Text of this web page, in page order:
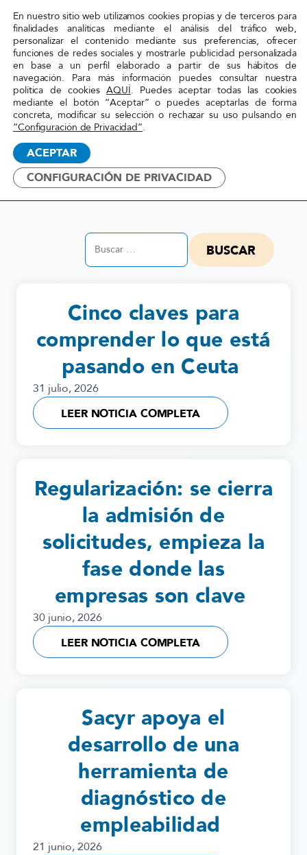
Red
Acoge
Inicio»Actualidad
Actualidad
Buscar:
Cinco claves para
comprender lo que está
pasando en Ceuta
31 julio, 2026
LEER NOTICIA COMPLETA
Regularización: se cierra
la admisión de
solicitudes, empieza la
fase donde las
empresas son clave
30 junio, 2026
LEER NOTICIA COMPLETA
Sacyr apoya el
desarrollo de una
herramienta de
diagnóstico de
empleabilidad
21 junio, 2026
En nuestro sitio web utilizamos cookies propias y de terceros para
finalidades analíticas mediante el análisis del tráfico web,
personalizar el contenido mediante sus preferencias, ofrecer
funciones de redes sociales y mostrarle publicidad personalizada
en base a un perfil elaborado a partir de sus hábitos de
navegación. Para más información puedes consultar nuestra
política de cookiesAQUÍ. Puedes aceptar todas las cookies
mediante el botón “Aceptar” o puedes aceptarlas de forma
concreta, modificar su selección o rechazar su uso pulsando en
“Configuración de Privacidad”.
ACEPTAR
CONFIGURACIÓN DE PRIVACIDAD